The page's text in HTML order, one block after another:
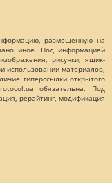
размещенную на
иное. Под информацией
рисунки, ящик-
использовании материалов,
гиперссылки открытого
обязательна. Под
рерайтинг, модификация